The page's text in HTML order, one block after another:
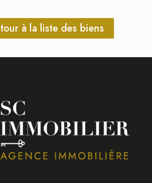
à la liste des biens